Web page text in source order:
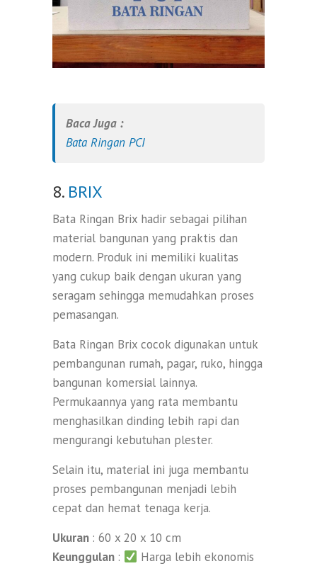
Baca Juga :
Bata Ringan PCI
8. BRIX
Bata Ringan Brix hadir sebagai pilihan
material bangunan yang praktis dan
modern. Produk ini memiliki kualitas
yang cukup baik dengan ukuran yang
seragam sehingga memudahkan proses
pemasangan.
Bata Ringan Brix cocok digunakan untuk
pembangunan rumah, pagar, ruko, hingga
bangunan komersial lainnya.
Permukaannya yang rata membantu
menghasilkan dinding lebih rapi dan
mengurangi kebutuhan plester.
Selain itu, material ini juga membantu
proses pembangunan menjadi lebih
cepat dan hemat tenaga kerja.
Ukuran : 60 x 20 x 10 cm
Keunggulan :
Harga lebih ekonomis